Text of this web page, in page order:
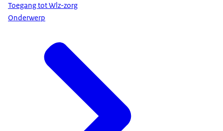
Toegang tot Wlz-zorg
Onderwerp